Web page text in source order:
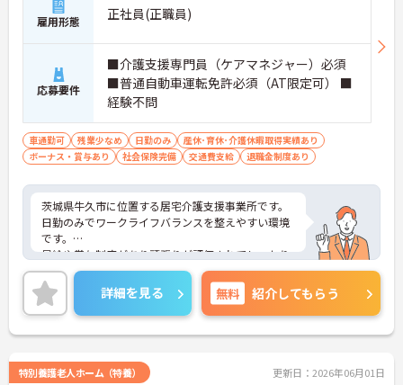
雇用形態 正社員(正職員)
応募要件
■介護支援専門員（ケアマネジャー）必須
■普通自動車運転免許必須（AT限定可） ■
経験不問
車通勤可 残業少なめ 日勤のみ
産休･育休･介護休暇取得実績あり
ボーナス・賞与あり
社会保険完備 交通費支給 退職金制度あり
茨城県牛久市に位置する居宅介護支援事業所です。
日勤のみでワークライフバランスを整えやすい環境
です。
昇給や賞与制度があり頑張りが評価されてしっかり
と職員に還元されます。
ご興味のある方には、面接対策ポイントなど、さら
に詳細をお話しいたしますのでお気軽にご相談くだ
さい！
詳細を見る 無料 紹介してもらう
特別養護老人ホーム（特養） 更新日：2026年06月01日